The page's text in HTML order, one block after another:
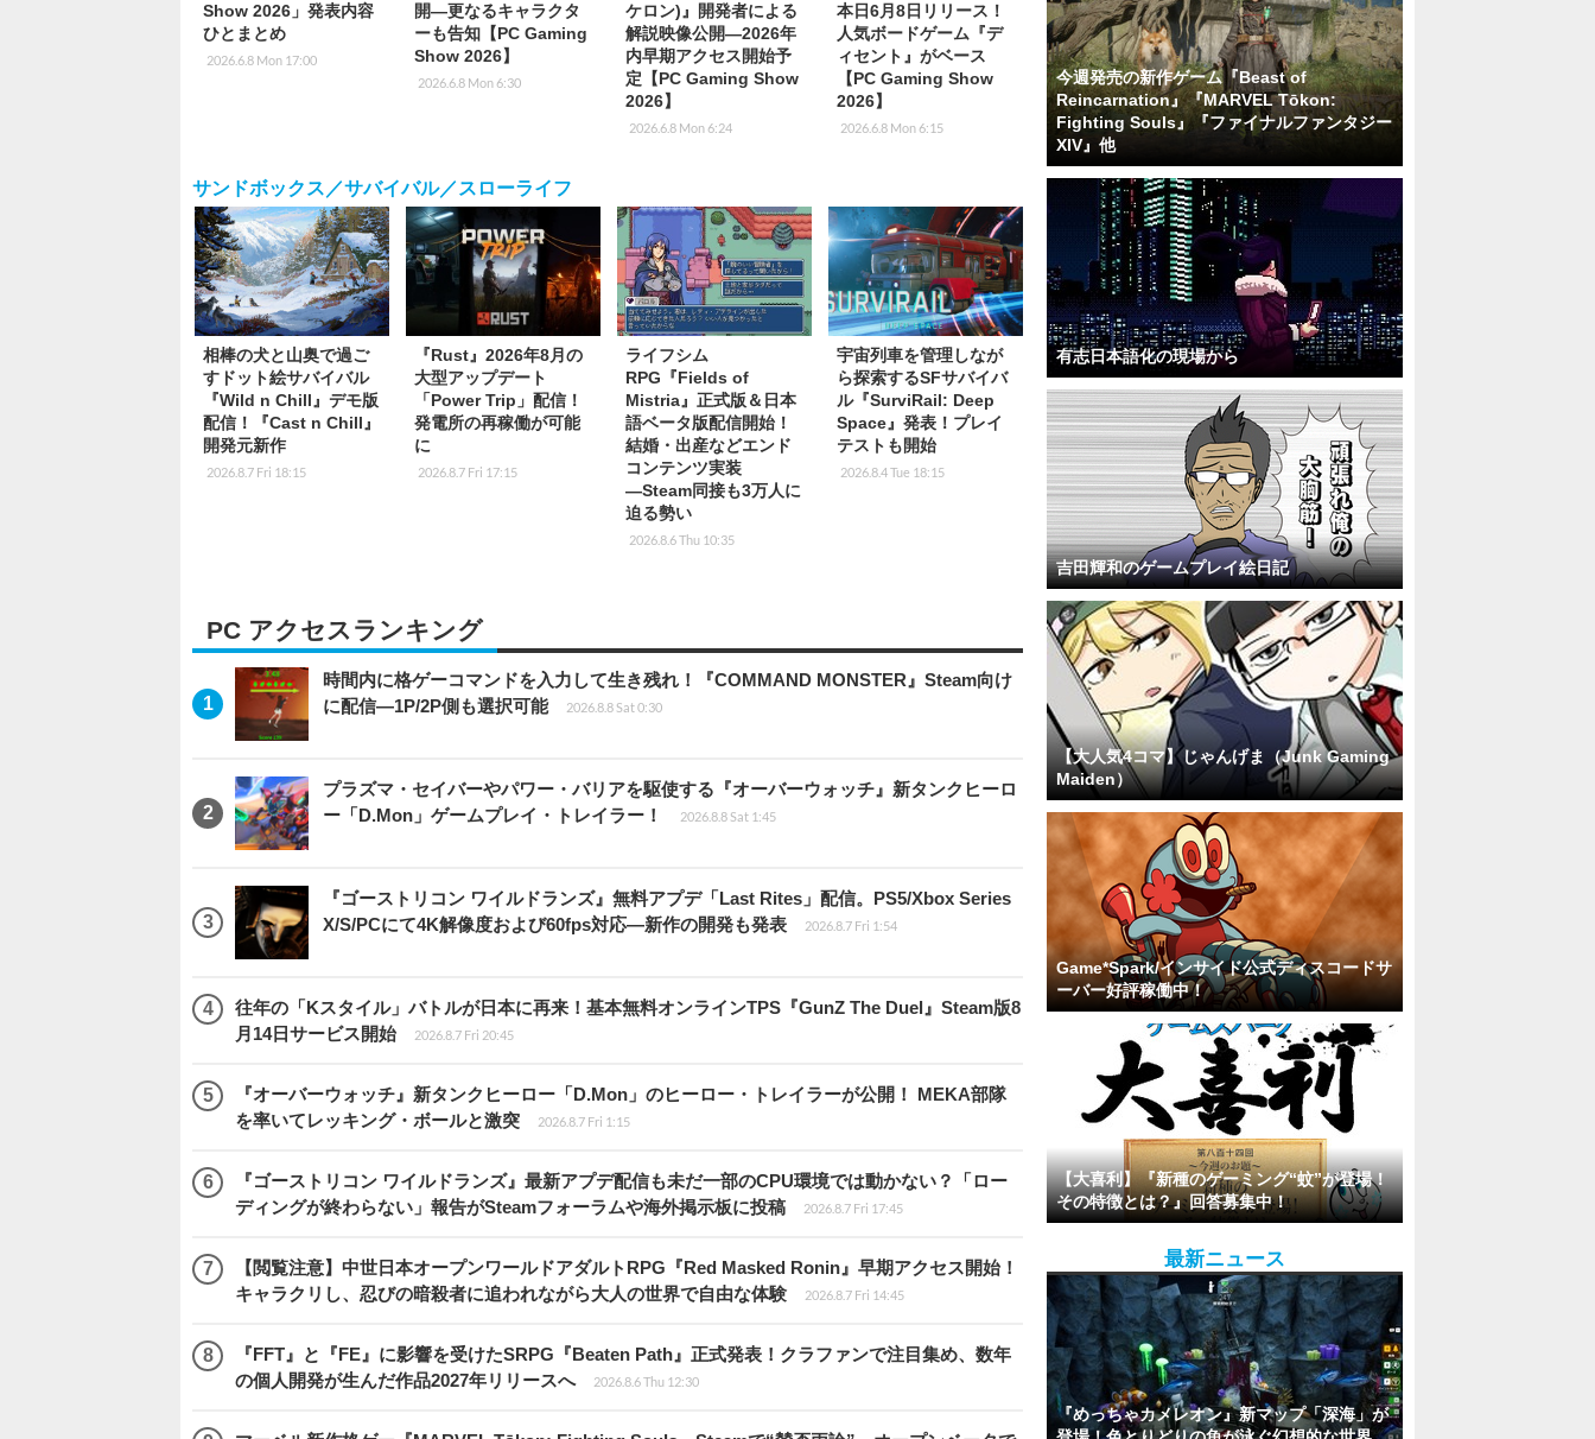
Show 2026」発表内容
ひとまとめ
2026.6.8 Mon 17:00
開―更なるキャラクタ
ーも告知【PC Gaming
Show 2026】
2026.6.8 Mon 6:30
ケロン)』開発者による
解説映像公開―2026年
内早期アクセス開始予
定【PC Gaming Show
2026】
2026.6.8 Mon 6:24
本日6月8日リリース！
人気ボードゲーム『デ
ィセント』がベース
【PC Gaming Show
2026】
2026.6.8 Mon 6:15
サンドボックス／サバイバル／スローライフ
相棒の犬と山奥で過ご
すドット絵サバイバル
『Wild n Chill』デモ版
配信！『Cast n Chill』
開発元新作
2026.8.7 Fri 18:15
『Rust』2026年8月の
大型アップデート
「Power Trip」配信！
発電所の再稼働が可能
に
2026.8.7 Fri 17:15
ライフシム
RPG『Fields of
Mistria』正式版＆日本
語ベータ版配信開始！
結婚・出産などエンド
コンテンツ実装
―Steam同接も3万人に
迫る勢い
2026.8.6 Thu 10:35
宇宙列車を管理しなが
ら探索するSFサバイバ
ル『SurviRail: Deep
Space』発表！プレイ
テストも開始
2026.8.4 Tue 18:15
PC アクセスランキング
時間内に格ゲーコマンドを入力して生き残れ！『COMMAND MONSTER』Steam向け
に配信―1P/2P側も選択可能
2026.8.8 Sat 0:30
プラズマ・セイバーやパワー・バリアを駆使する『オーバーウォッチ』新タンクヒーロ
ー「D.Mon」ゲームプレイ・トレイラー！
2026.8.8 Sat 1:45
『ゴーストリコン ワイルドランズ』無料アプデ「Last Rites」配信。PS5/Xbox Series
X/S/PCにて4K解像度および60fps対応―新作の開発も発表
2026.8.7 Fri 1:54
往年の「Kスタイル」バトルが日本に再来！基本無料オンラインTPS『GunZ The Duel』Steam版8
月14日サービス開始
2026.8.7 Fri 20:45
『オーバーウォッチ』新タンクヒーロー「D.Mon」のヒーロー・トレイラーが公開！ MEKA部隊
を率いてレッキング・ボールと激突
2026.8.7 Fri 1:15
『ゴーストリコン ワイルドランズ』最新アプデ配信も未だ一部のCPU環境では動かない？「ロー
ディングが終わらない」報告がSteamフォーラムや海外掲示板に投稿
2026.8.7 Fri 17:45
【閲覧注意】中世日本オープンワールドアダルトRPG『Red Masked Ronin』早期アクセス開始！
キャラクリし、忍びの暗殺者に追われながら大人の世界で自由な体験
2026.8.7 Fri 14:45
『FFT』と『FE』に影響を受けたSRPG『Beaten Path』正式発表！クラファンで注目集め、数年
の個人開発が生んだ作品2027年リリースへ
2026.8.6 Thu 12:30
今週発売の新作ゲーム『Beast of
Reincarnation』『MARVEL Tōkon:
Fighting Souls』『ファイナルファンタジー
XIV』他
有志日本語化の現場から
吉田輝和のゲームプレイ絵日記
【大人気4コマ】じゃんげま（Junk Gaming
Maiden）
Game*Spark/インサイド公式ディスコードサ
ーバー好評稼働中！
【大喜利】『新種のゲーミング“蚊”が登場！
その特徴とは？』回答募集中！
最新ニュース
『めっちゃカメレオン』新マップ「深海」が